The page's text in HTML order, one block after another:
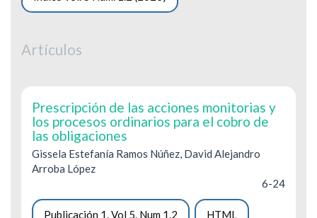
Artículos
Prescripción de las acciones monitorias y
los procesos ordinarios para el cobro de
las obligaciones
Gissela Estefanía Ramos Núñez, David Alejandro
Arroba López
6-24
Publicación 1. Vol 5. Num 1.2 HTML